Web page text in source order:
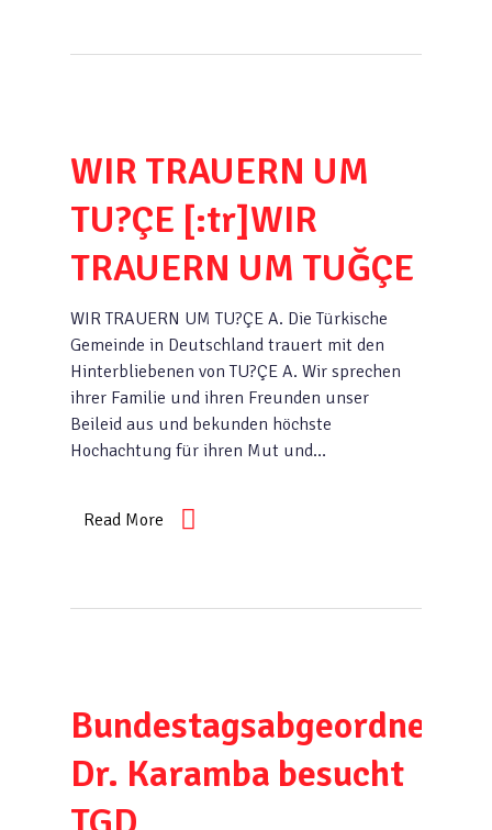
WIR TRAUERN UM
TU?ÇE [:tr]WIR
TRAUERN UM TUĞÇE
WIR TRAUERN UM TU?ÇE A. Die Türkische
Gemeinde in Deutschland trauert mit den
Hinterbliebenen von TU?ÇE A. Wir sprechen
ihrer Familie und ihren Freunden unser
Beileid aus und bekunden höchste
Hochachtung für ihren Mut und…
Read More
Bundestagsabgeordneter
Dr. Karamba besucht